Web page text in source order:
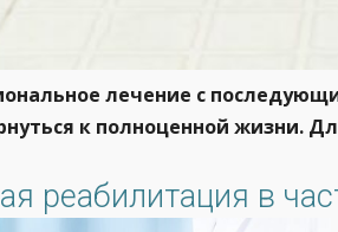
лечение с
к полноценной жизни.
реабилитация в